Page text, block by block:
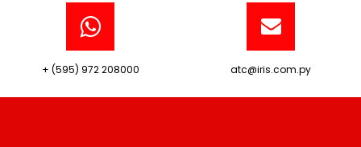
+ (595) 972 208000 atc@iris.com.py